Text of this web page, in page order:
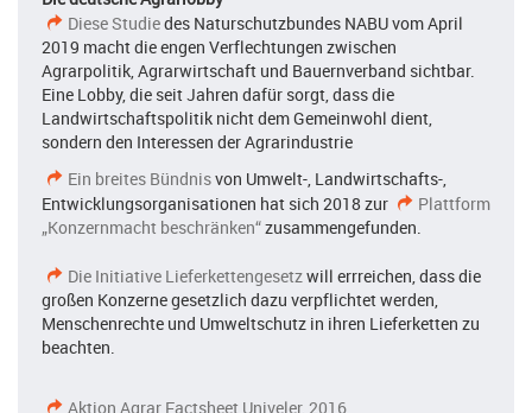
Diese Studiedes Naturschutzbundes NABU vom April
2019 macht die engen Verflechtungen zwischen
Agrarpolitik, Agrarwirtschaft und Bauernverband sichtbar.
Eine Lobby, die seit Jahren dafür sorgt, dass die
Landwirtschaftspolitik nicht dem Gemeinwohl dient,
sondern den Interessen der Agrarindustrie
Ein breites Bündnisvon Umwelt-, Landwirtschafts-,
Entwicklungsorganisationen hat sich 2018 zur
Plattform
„Konzernmacht beschränken“zusammengefunden.
Die Initiative Lieferkettengesetzwill errreichen, dass die
großen Konzerne gesetzlich dazu verpflichtet werden,
Menschenrechte und Umweltschutz in ihren Lieferketten zu
beachten.
Aktion Agrar Factsheet Univeler, 2016